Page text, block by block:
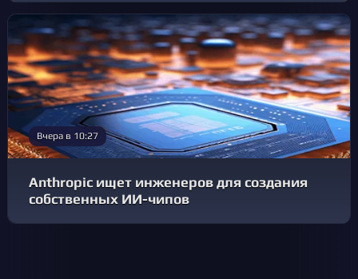
Вчера в 10:27
Anthropic ищет инженеров для создания
собственных ИИ-чипов